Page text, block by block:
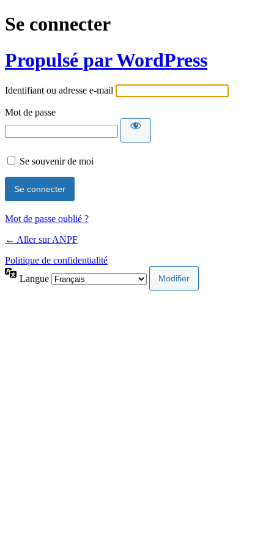
Se connecter
Propulsé par WordPress
Identifiant ou adresse e-mail
Mot de passe
Se souvenir de moi
Mot de passe oublié ?
← Aller sur ANPF
Politique de confidentialité
Langue